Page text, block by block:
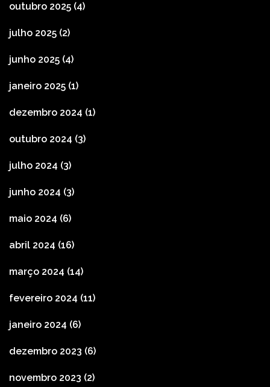
outubro 2025 (4)
julho 2025 (2)
junho 2025 (4)
janeiro 2025 (1)
dezembro 2024 (1)
outubro 2024 (3)
julho 2024 (3)
junho 2024 (3)
maio 2024 (6)
abril 2024 (16)
março 2024 (14)
fevereiro 2024 (11)
janeiro 2024 (6)
dezembro 2023 (6)
novembro 2023 (2)